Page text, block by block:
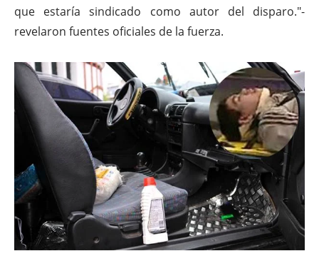
que estaría sindicado como autor del disparo."-
revelaron fuentes oficiales de la fuerza.